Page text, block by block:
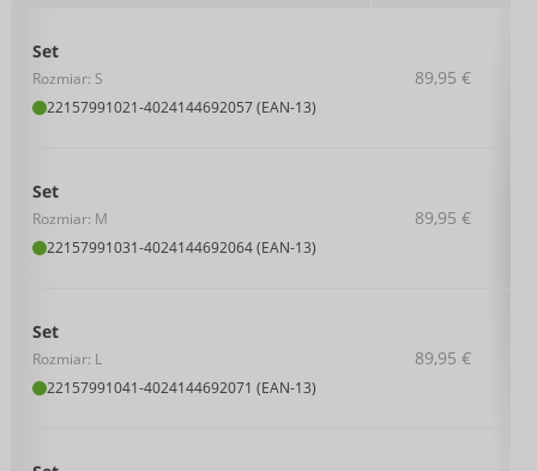
Set
Rozmiar: S
22157991021-4024144692057 (EAN-13)
89,95 €
Set
Rozmiar: M
22157991031-4024144692064 (EAN-13)
89,95 €
Set
Rozmiar: L
22157991041-4024144692071 (EAN-13)
89,95 €